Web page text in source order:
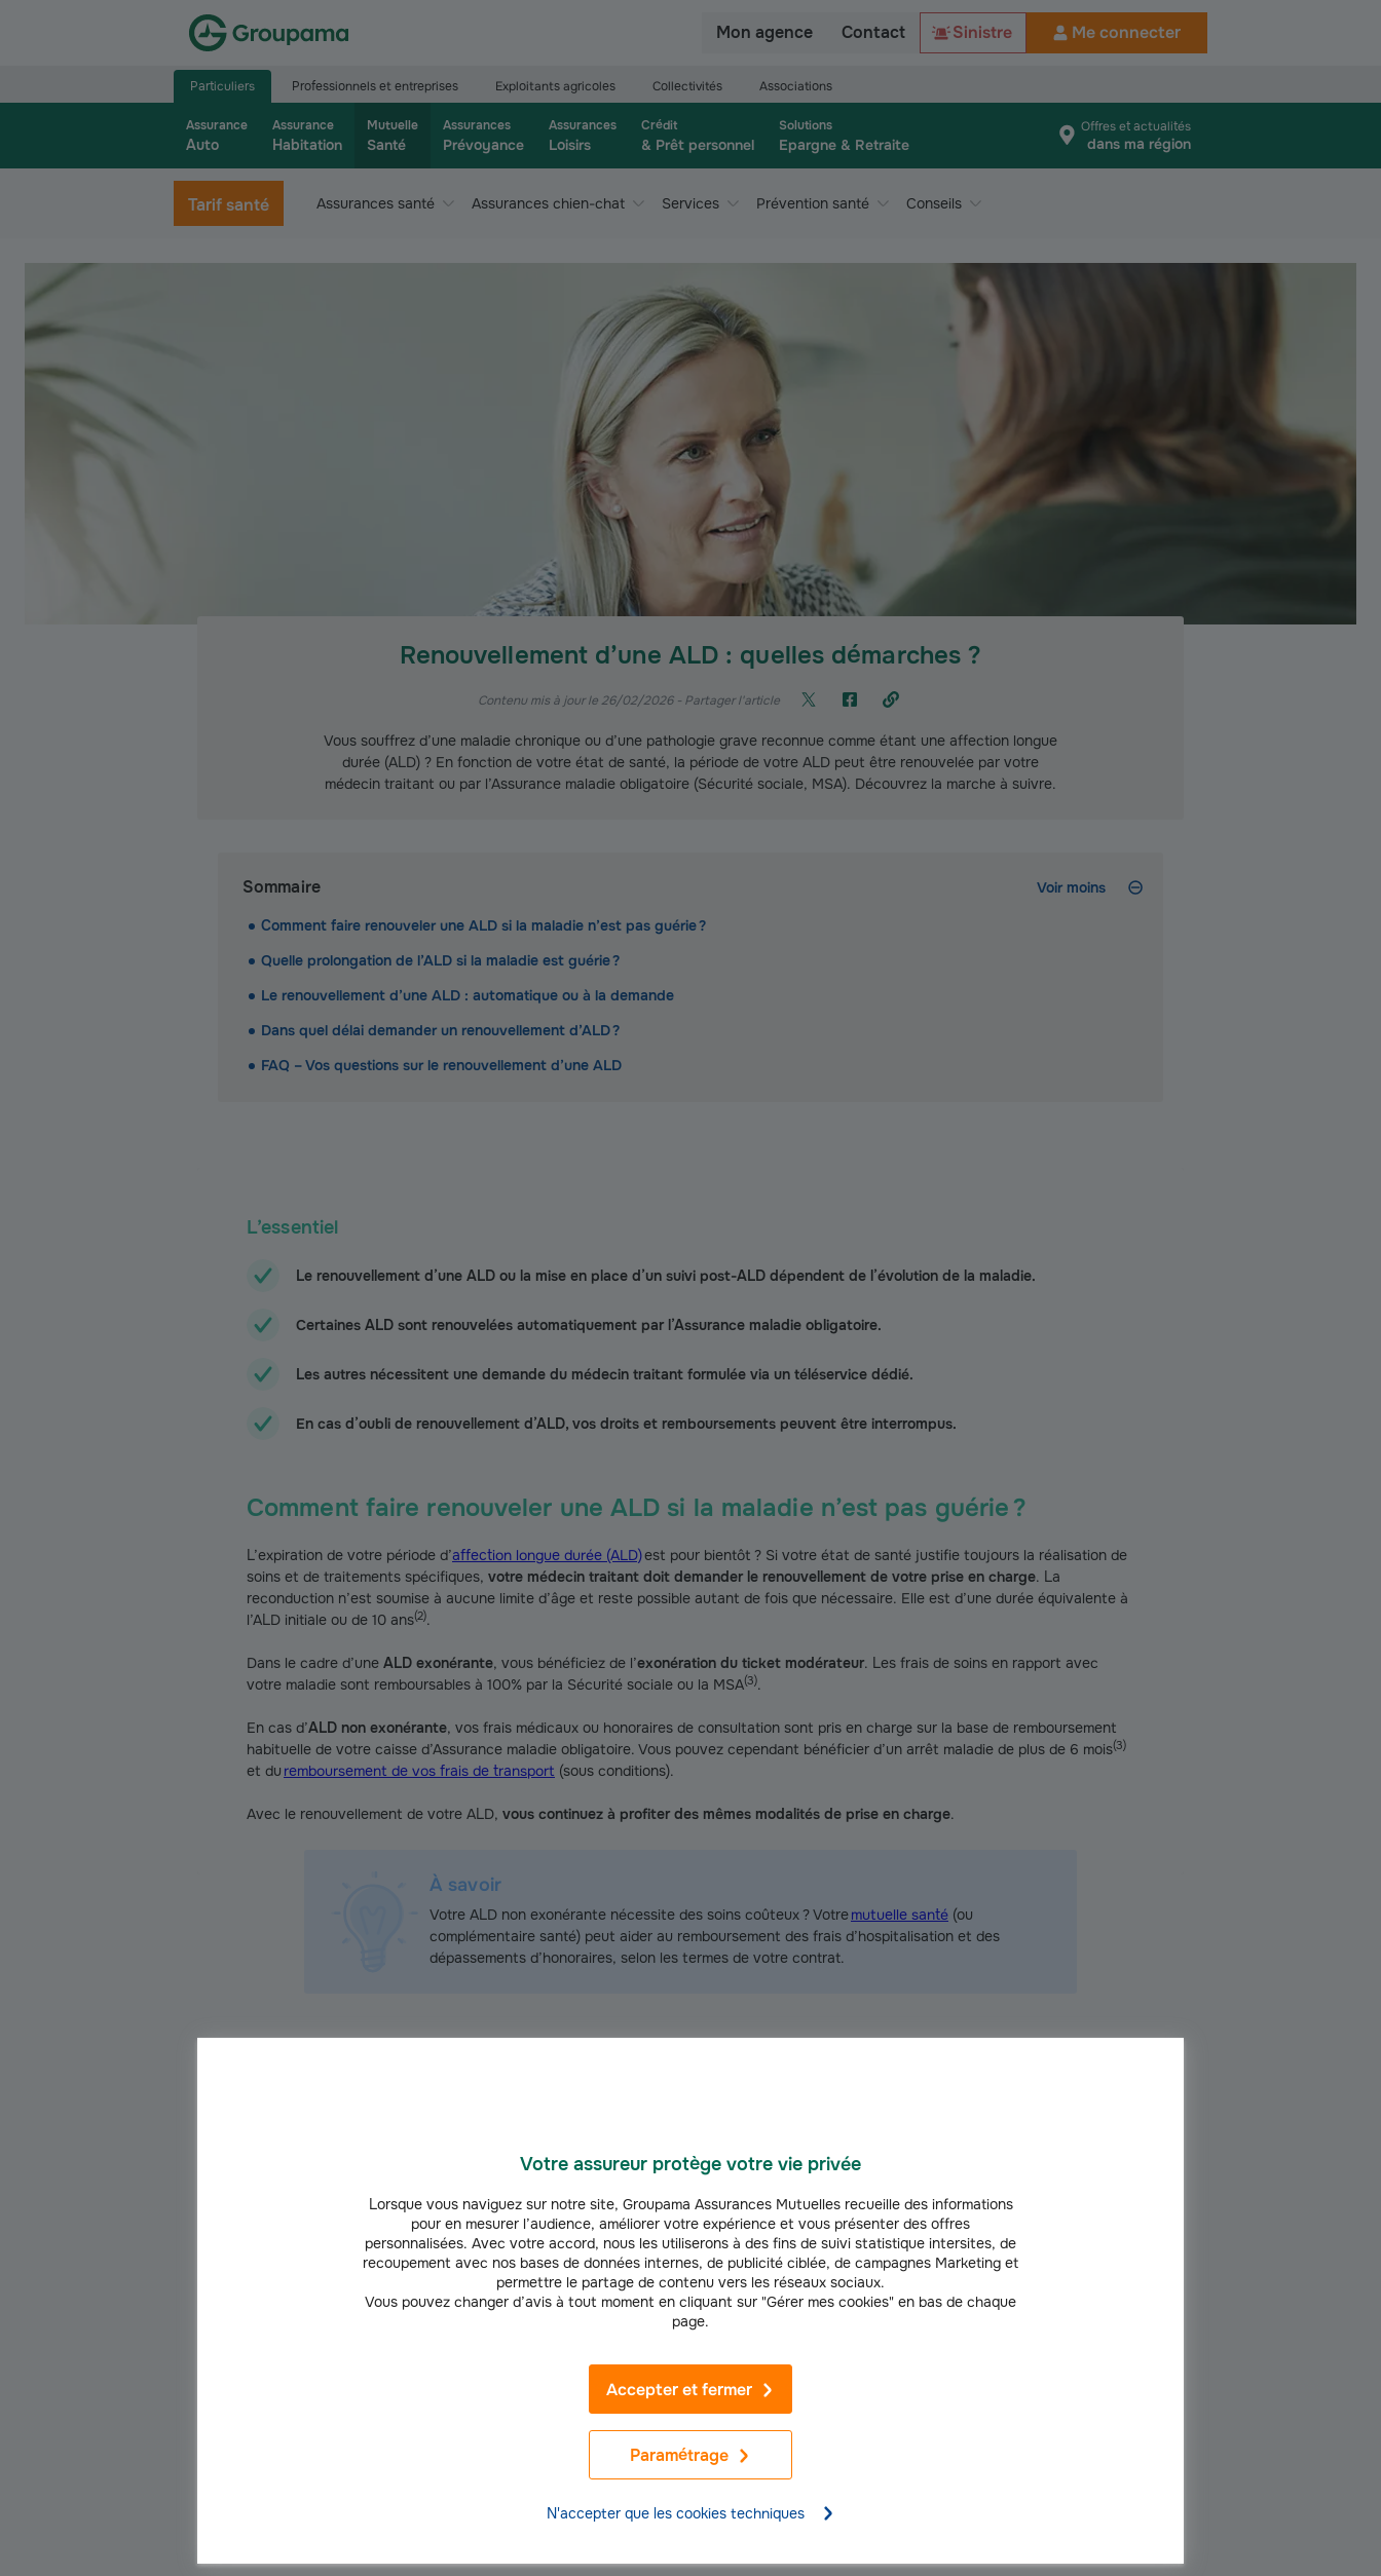
Votre assureur protège votre vie privée
Lorsque vous naviguez sur notre site, Groupama Assurances Mutuelles recueille des informations
pour en mesurer l’audience, améliorer votre expérience et vous présenter des offres
personnalisées. Avec votre accord, nous les utiliserons à des fins de suivi statistique intersites, de
recoupement avec nos bases de données internes, de publicité ciblée, de campagnes Marketing et
permettre le partage de contenu vers les réseaux sociaux.
Vous pouvez changer d’avis à tout moment en cliquant sur "Gérer mes cookies" en bas de chaque
page.
Paramétrage
Accepter et fermer
N'accepter que les cookies techniques
Mon agence Contact Sinistre Me connecter
Particuliers Professionnels et entreprises Exploitants agricoles Collectivités Associations
Assurance
Auto
Assurance
Habitation
Mutuelle
Santé
Assurances
Prévoyance
Assurances
Loisirs
Crédit
& Prêt personnel
Solutions
Epargne & Retraite
Offres et actualités
dans ma région
Tarif santé Assurances santé Assurances chien-chat Services Prévention santé Conseils
Renouvellement d’une ALD : quelles démarches ?
Contenu mis à jour le 26/02/2026- Partager l'article
Vous souffrez d’une maladie chronique ou d’une pathologie grave reconnue comme étant une affection longue
durée (ALD) ? En fonction de votre état de santé, la période de votre ALD peut être renouvelée par votre
médecin traitant ou par l’Assurance maladie obligatoire (Sécurité sociale, MSA). Découvrez la marche à suivre.
Sommaire Voir moins
Comment faire renouveler une ALD si la maladie n’est pas guérie ?
Quelle prolongation de l’ALD si la maladie est guérie ?
Le renouvellement d’une ALD : automatique ou à la demande
Dans quel délai demander un renouvellement d’ALD ?
FAQ – Vos questions sur le renouvellement d’une ALD
L’essentiel
Le renouvellement d’une ALD ou la mise en place d’un suivi post-ALD dépendent de l’évolution de la maladie.
Certaines ALD sont renouvelées automatiquement par l’Assurance maladie obligatoire.
Les autres nécessitent une demande du médecin traitant formulée via un téléservice dédié.
En cas d’oubli de renouvellement d’ALD, vos droits et remboursements peuvent être interrompus.
Comment faire renouveler une ALD si la maladie n’est pas guérie ?
L’expiration de votre période d’affection longue durée (ALD)est pour bientôt ? Si votre état de santé justifie toujours la réalisation de
soins et de traitements spécifiques, votre médecin traitant doit demander le renouvellement de votre prise en charge. La
reconduction n’est soumise à aucune limite d’âge et reste possible autant de fois que nécessaire. Elle est d’une durée équivalente à
l’ALD initiale ou de 10 ans(2).
Dans le cadre d’une ALD exonérante, vous bénéficiez de l’exonération du ticket modérateur. Les frais de soins en rapport avec
votre maladie sont remboursables à 100% par la Sécurité sociale ou la MSA(3).
En cas d’ALD non exonérante, vos frais médicaux ou honoraires de consultation sont pris en charge sur la base de remboursement
habituelle de votre caisse d’Assurance maladie obligatoire. Vous pouvez cependant bénéficier d’un arrêt maladie de plus de 6 mois(3)
et du remboursement de vos frais de transport (sous conditions).
Avec le renouvellement de votre ALD, vous continuez à profiter des mêmes modalités de prise en charge.
À savoir
Votre ALD non exonérante nécessite des soins coûteux ? Votremutuelle santé (ou
complémentaire santé) peut aider au remboursement des frais d’hospitalisation et des
dépassements d’honoraires, selon les termes de votre contrat.
stabilise à la fin du protocole de soins et qu’elle n’exige plus de traitement actif, des suivis peuvent encore être utiles.
mise en place d’un suivi post-ALD permet d’assurer la continuité des soins avec la réalisation des examens de contrôle
(biologie ou imagerie). Le maintien de l’exonération du ticket modérateur est assuré pour les actes en lien avec le
protocole de soins, pour les ALD exonérantes.
Comment utiliser votre attestation de suivi post-ALD ? Si vous avez besoin de réaliser des examens dans le cadre d’un contrôle ou de
Le suivi post-ALD est généralement accordé pour une durée initiale de 5 ans